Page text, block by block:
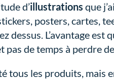
d’illustrations que
posters, cartes,
dessus. L’avantage est
pas de temps à perdre
tous les produits,